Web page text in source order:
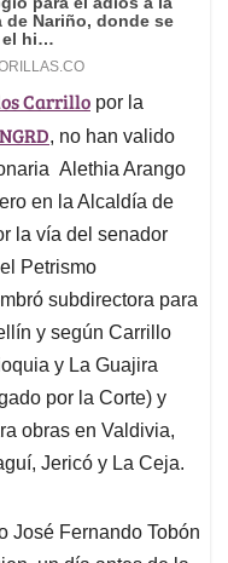
Carrillo por la
, no han valido
Alethia Arango
en la Alcaldía de
la vía del senador
Petrismo
subdirectora para
y según Carrillo
y La Guajira
por la Corte) y
obras en Valdivia,
Jericó y La Ceja.
José Fernando Tobón